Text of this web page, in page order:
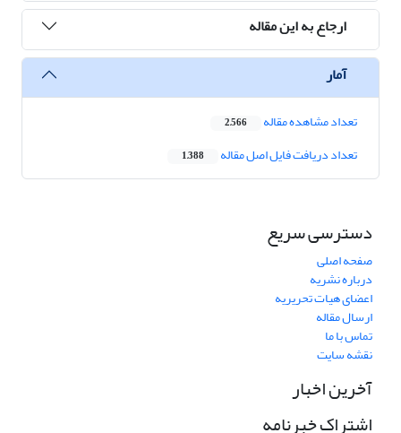
ارجاع به این مقاله
آمار
تعداد مشاهده مقاله 2,566
تعداد دریافت فایل اصل مقاله 1,388
دسترسی سریع
صفحه اصلی
درباره نشریه
اعضای هیات تحریریه
ارسال مقاله
تماس با ما
نقشه سایت
آخرین اخبار
اشتراک خبرنامه